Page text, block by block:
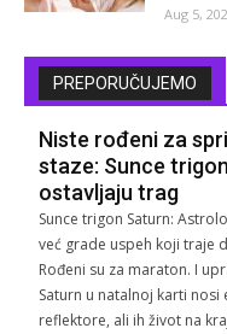
Aug 5,
PREPORUČUJEMO
Niste rođeni za
staze: Sunce
ostavljaju trag
Sunce trigon Saturn:
već grade uspeh koji traje
Rođeni su za maraton. I
Saturn u natalnoj karti
reflektore, ali ih život na